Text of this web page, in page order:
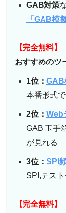
GAB対策
「GAB模
【完全無料
おすすめのツ
1位： GAB
本番形式
2位： Web
GAB,玉手
が見れる
3位： SPI
SPI,テス
【完全無料